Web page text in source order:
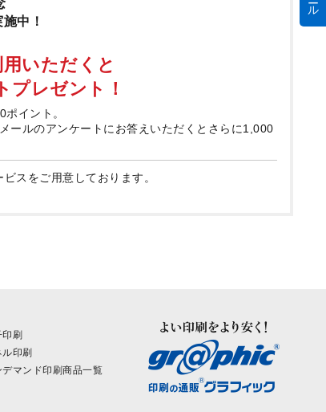
中！
いただくと
プレゼント！
イント。
ールのアンケートにお答えいただくとさらに1,000
スをご用意しております。
刷
印刷
デマンド印刷商品一覧